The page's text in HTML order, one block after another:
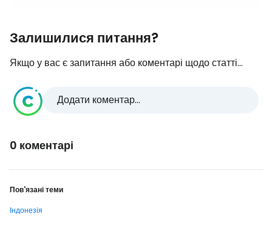
Залишилися питання?
Якщо у вас є запитання або коментарі щодо статті...
Додати коментар...
0 коментарі
Пов'язані теми
Індонезія